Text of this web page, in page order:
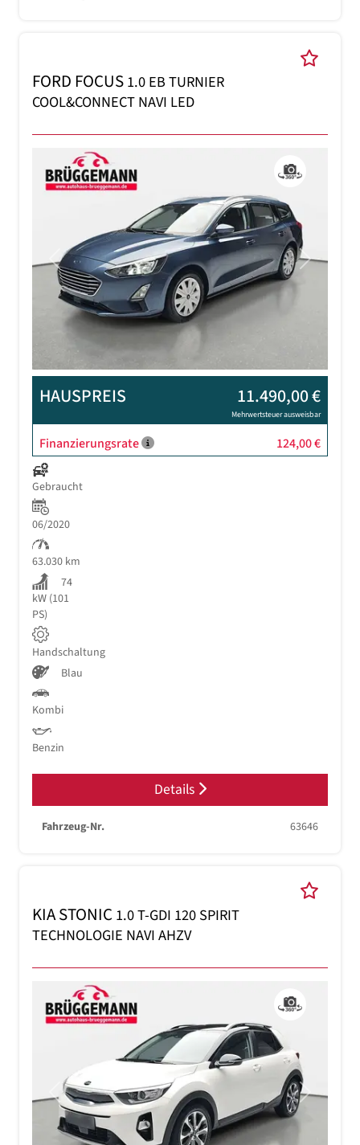
FORD FOCUS1.0 EB TURNIER
COOL&CONNECT NAVI LED
Previous Next
HAUSPREIS 11.490,00 €
Mehrwertsteuer ausweisbar
Finanzierungsrate 124,00 €
Gebraucht
06/2020
63.030 km
74
kW (101
PS)
Handschaltung
Blau
Kombi
Benzin
Details
Fahrzeug-Nr. 63646
KIA STONIC 1.0 T-GDI 120 SPIRIT
TECHNOLOGIE NAVI AHZV
Previous Next